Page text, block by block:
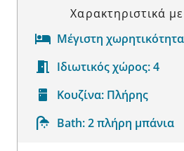
Χαρακτηριστικά
Μέγιστη
Ιδιωτικός χώρος:4
Κουζίνα: Πλήρης
Bath:2 πλήρη μπάνια